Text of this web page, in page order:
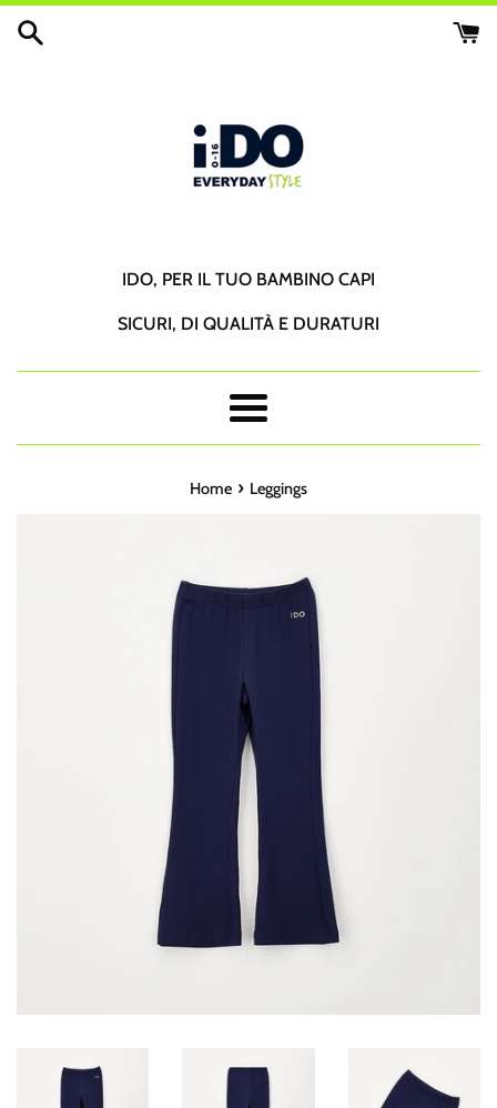
Vai
direttamente
IDO, PER IL TUO BAMBINO CAPI
SICURI, DI QUALITÀ E DURATURI
Menu
Home › Leggings